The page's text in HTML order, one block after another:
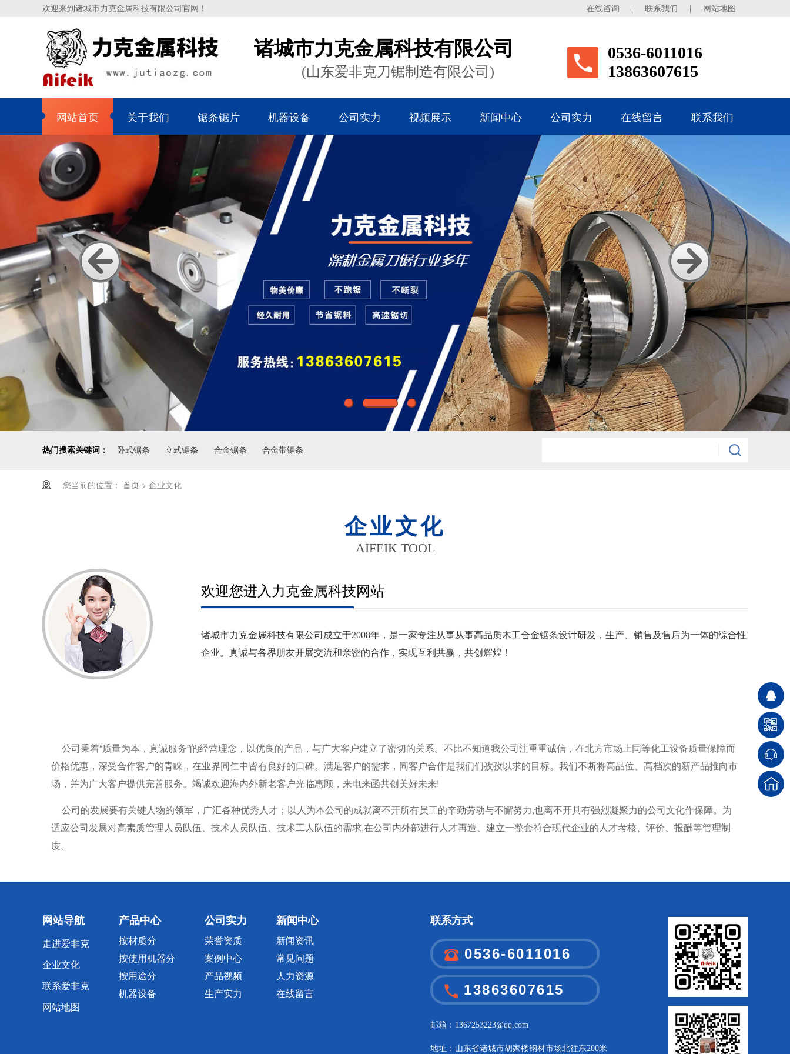
欢迎来到诸城市力克金属科技有限公司官网！ 在线咨询 联系我们 网站地图
诸城市力克金属科技有限公司
(山东爱非克刀锯制造有限公司)
0536-6011016
13863607615
网站首页 关于我们 锯条锯片 机器设备 公司实力 视频展示 新闻中心 公司实力 在线留言 联系我们
热门搜索关键词： 卧式锯条 立式锯条 合金锯条 合金带锯条
您当前的位置： 首页 > 企业文化
企业文化
AIFEIK TOOL
欢迎您进入力克金属科技网站
诸城市力克金属科技有限公司成立于2008年，是一家专注从事从事高品质木工合金锯条设计研发，生产、销售及售后为一体的综合性
企业。真诚与各界朋友开展交流和亲密的合作，实现互利共赢，共创辉煌！
公司秉着“质量为本，真诚服务”的经营理念，以优良的产品，与广大客户建立了密切的关系。不比不知道我公司注重重诚信，在北方市场上同等化工设备质量保障而
价格优惠，深受合作客户的青睐，在业界同仁中皆有良好的口碑。满足客户的需求，同客户合作是我们们孜孜以求的目标。我们不断将高品位、高档次的新产品推向市
场，并为广大客户提供完善服务。竭诚欢迎海内外新老客户光临惠顾，来电来函共创美好未来!
公司的发展要有关键人物的领军，广汇各种优秀人才；以人为本公司的成就离不开所有员工的辛勤劳动与不懈努力,也离不开具有强烈凝聚力的公司文化作保障。为
适应公司发展对高素质管理人员队伍、技术人员队伍、技术工人队伍的需求,在公司内外部进行人才再造、建立一整套符合现代企业的人才考核、评价、报酬等管理制
度。
网站导航
走进爱非克
企业文化
联系爱非克
网站地图
产品中心
按材质分
按使用机器分
按用途分
机器设备
公司实力
荣誉资质
案例中心
产品视频
生产实力
新闻中心
新闻资讯
常见问题
人力资源
在线留言
联系方式
0536-6011016
13863607615
邮箱：1367253223@qq.com
地址：山东省诸城市胡家楼钢材市场北往东200米